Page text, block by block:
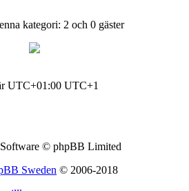
kategori: 2 och 0 gäster
UTC+01:00 UTC+1
© phpBB Limited
Sweden © 2006-2018